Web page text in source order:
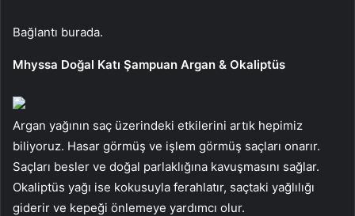
Bağlantı burada.
Mhyssa Doğal Katı Şampuan Argan & Okaliptüs
Argan yağının saç üzerindeki etkilerini artık hepimiz
biliyoruz. Hasar görmüş ve işlem görmüş saçları onarır.
Saçları besler ve doğal parlaklığına kavuşmasını sağlar.
Okaliptüs yağı ise kokusuyla ferahlatır, saçtaki yağlılığı
giderir ve kepeği önlemeye yardımcı olur.